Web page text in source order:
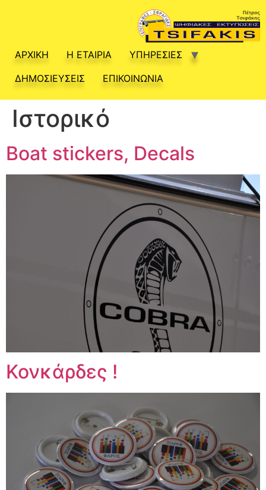
ΑΡΧΙΚΗ Η ΕΤΑΙΡΙΑ
ΥΠΗΡΕΣΙΕΣ
ΔΗΜΟΣΙΕΥΣΕΙΣ
ΕΠΙΚΟΙΝΩΝΙΑ
Ιστορικό
Boat stickers, Decals
Κονκάρδες !